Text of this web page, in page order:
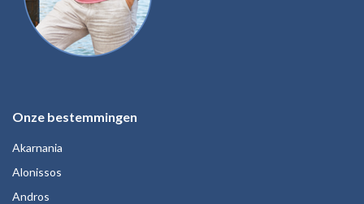
Onze bestemmingen
Akarnania
Alonissos
Andros